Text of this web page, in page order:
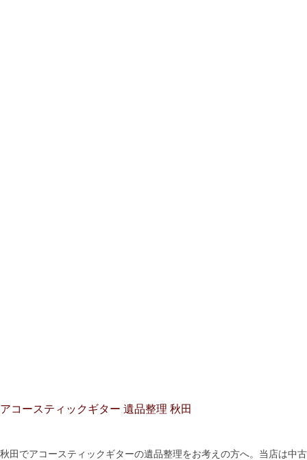
アコースティックギター 遺品整理 秋田
秋田でアコースティックギターの遺品整理をお考えの方へ。当店は中古